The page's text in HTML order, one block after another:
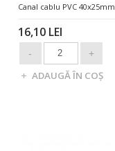
Canal cablu PVC 40x25mm
16,10 LEI